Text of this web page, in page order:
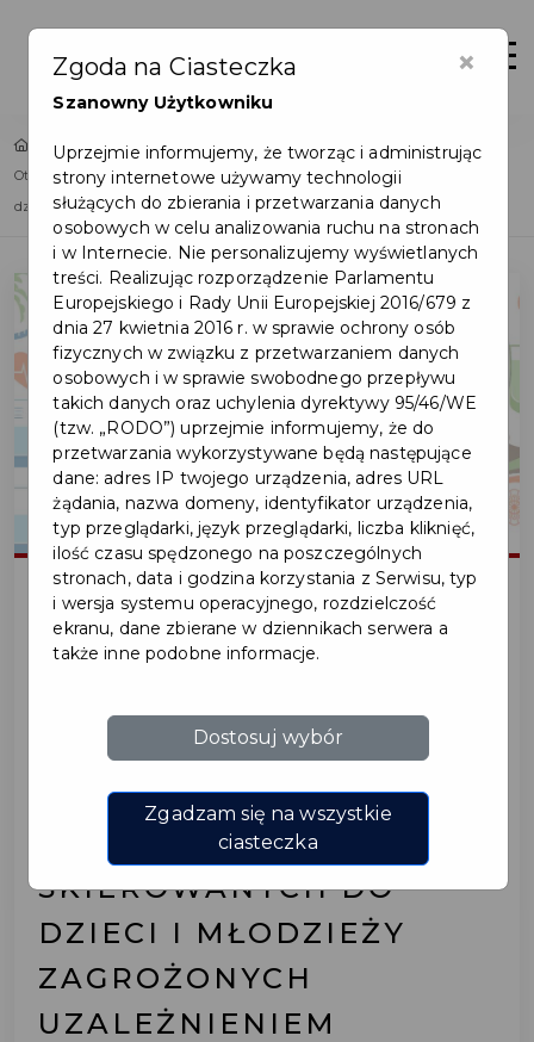
Zaloguj
Home
Lista aktualności
Otwarty konkurs ofert: Realizacja działań profilaktycznych skierowanych do
dzieci i młodzieży zagrożonych uzależnieniem
2025-01-17
OFERT: REALIZACJA
DZIAŁAŃ
PROFILAKTYCZNYCH
SKIEROWANYCH DO
DZIECI I MŁODZIEŻY
ZAGROŻONYCH
UZALEŻNIENIEM
×
Zgoda na Ciasteczka
Szanowny Użytkowniku
Uprzejmie informujemy, że tworząc i administrując
strony internetowe używamy technologii
służących do zbierania i przetwarzania danych
osobowych w celu analizowania ruchu na stronach
i w Internecie. Nie personalizujemy wyświetlanych
treści. Realizując rozporządzenie Parlamentu
Europejskiego i Rady Unii Europejskiej 2016/679 z
dnia 27 kwietnia 2016 r. w sprawie ochrony osób
fizycznych w związku z przetwarzaniem danych
osobowych i w sprawie swobodnego przepływu
takich danych oraz uchylenia dyrektywy 95/46/WE
(tzw. „RODO”) uprzejmie informujemy, że do
przetwarzania wykorzystywane będą następujące
dane: adres IP twojego urządzenia, adres URL
żądania, nazwa domeny, identyfikator urządzenia,
typ przeglądarki, język przeglądarki, liczba kliknięć,
ilość czasu spędzonego na poszczególnych
stronach, data i godzina korzystania z Serwisu, typ
i wersja systemu operacyjnego, rozdzielczość
ekranu, dane zbierane w dziennikach serwera a
także inne podobne informacje.
Dostosuj wybór
Zgadzam się na wszystkie
ciasteczka